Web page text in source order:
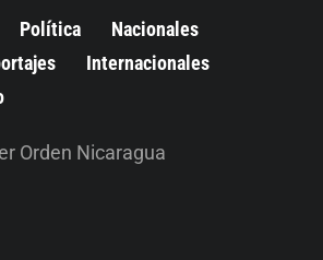
Política
Nacionales
Internacionales
Orden Nicaragua